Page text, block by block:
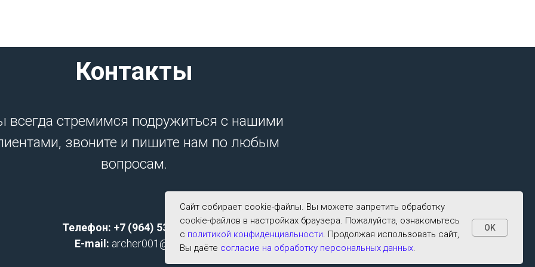
Контакты
всегда стремимся подружиться с нашими
звоните и пишите нам по любым
вопросам.
Телефон: +7 (964) 533-2591;
E-mail: archer001@list.ru
Сайт собирает cookie-файлы. Вы можете запретить обработку
cookie-файлов в настройках браузера. Пожалуйста, ознакомьтесь
с политикой конфиденциальности. Продолжая использовать сайт,
Вы даёте согласие на обработку персональных данных.
OK